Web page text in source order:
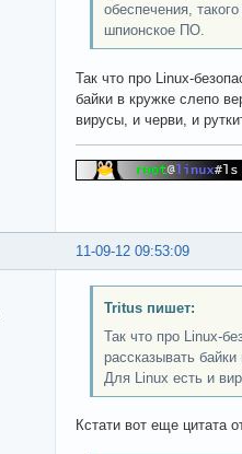
обеспечения,
шпионское ПО.
Так что про Linux-
байки в кружке слепо
вирусы, и черви, и
11-09-12 09:53:09
Tritus пишет:
Так что про Linux-
рассказывать
Для Linux есть и
Кстати вот еще цитата